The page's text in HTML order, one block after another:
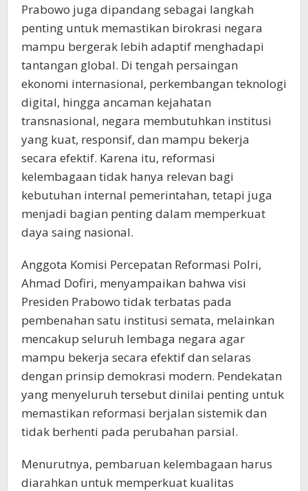
Prabowo juga dipandang sebagai langkah
penting untuk memastikan birokrasi negara
mampu bergerak lebih adaptif menghadapi
tantangan global. Di tengah persaingan
ekonomi internasional, perkembangan teknologi
digital, hingga ancaman kejahatan
transnasional, negara membutuhkan institusi
yang kuat, responsif, dan mampu bekerja
secara efektif. Karena itu, reformasi
kelembagaan tidak hanya relevan bagi
kebutuhan internal pemerintahan, tetapi juga
menjadi bagian penting dalam memperkuat
daya saing nasional.
Anggota Komisi Percepatan Reformasi Polri,
Ahmad Dofiri, menyampaikan bahwa visi
Presiden Prabowo tidak terbatas pada
pembenahan satu institusi semata, melainkan
mencakup seluruh lembaga negara agar
mampu bekerja secara efektif dan selaras
dengan prinsip demokrasi modern. Pendekatan
yang menyeluruh tersebut dinilai penting untuk
memastikan reformasi berjalan sistemik dan
tidak berhenti pada perubahan parsial.
Menurutnya, pembaruan kelembagaan harus
diarahkan untuk memperkuat kualitas